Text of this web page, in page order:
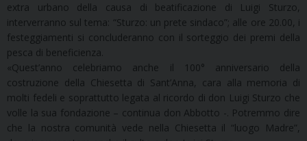
extra urbano della causa di beatificazione di Luigi Sturzo,
interverranno sul tema: “Sturzo: un prete sindaco”; alle ore 20.00, i
festeggiamenti si concluderanno con il sorteggio dei premi della
pesca di beneficienza.
«Quest’anno celebriamo anche il 100° anniversario della
costruzione della Chiesetta di Sant’Anna, cara alla memoria di
molti fedeli e soprattutto legata al ricordo di don Luigi Sturzo che
volle la sua fondazione – continua don Abbotto -. Potremmo dire
che la nostra comunità vede nella Chiesetta il “luogo Madre”,